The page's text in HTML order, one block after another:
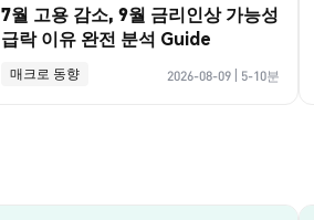
7월 고용 감소, 9월 금리인상 가능성
급락 이유 완전 분석 Guide
매크로 동향 2026-08-09 5-10분